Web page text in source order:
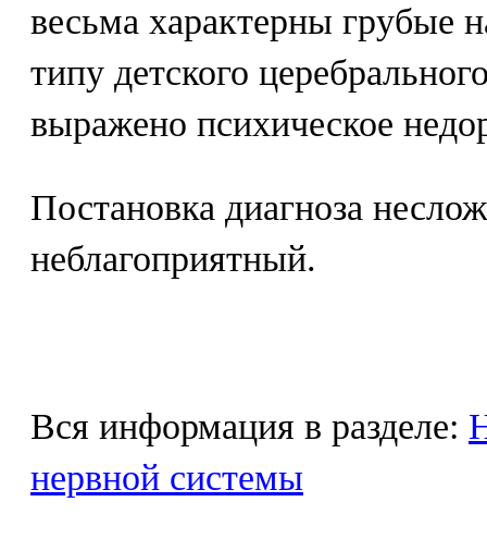
весьма характерны грубые
типу детского
выражено психическое
Постановка диагноза
неблагоприятный.
Вся информация в разделе:
нервной системы